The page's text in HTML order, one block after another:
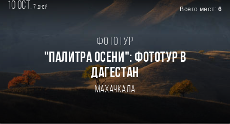
10 oct. 7дней Всего мест:6
Фототур
"ПАЛИТРА ОСЕНИ": ФОТОТУР В
ДАГЕСТАН
Махачкала